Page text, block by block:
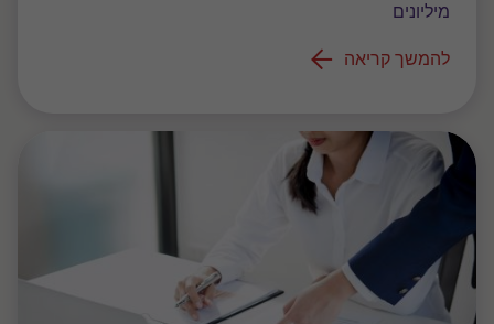
מיליונים
להמשך קריאה